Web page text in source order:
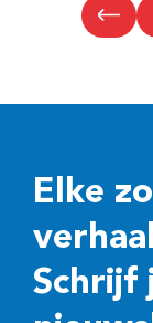
Elke
Schrijf